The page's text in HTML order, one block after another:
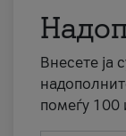
Внесете ја
помеѓу 100